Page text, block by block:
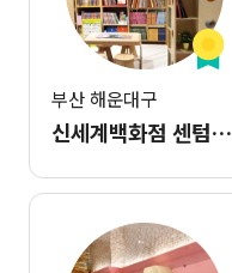
부산 해운대구
신세계백화점 센텀시티몰